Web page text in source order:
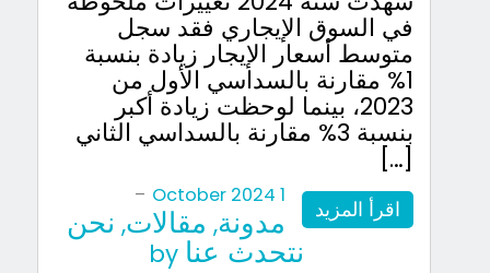
في السوق الإيجاري فقد سجل
متوسط أسعار الإيجار زيادة بنسبة
1% مقارنة بالسداسي الأول من
2023، بينما لوحظت زيادة أكبر
بنسبة 3% مقارنة بالسداسي الثاني
[…]
اقرأ المزيد
1 October 2024
-
مدونة, مقالات, نحن
نتحدث عنا by